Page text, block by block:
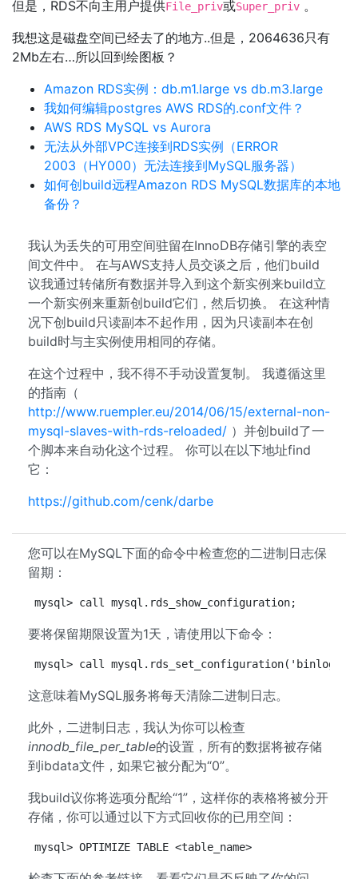
但是，RDS不向主用户提供File_priv或Super_priv 。
我想这是磁盘空间已经去了的地方..但是，2064636只有
2Mb左右…所以回到绘图板？
Amazon RDS实例：db.m1.large vs db.m3.large
我如何编辑postgres AWS RDS的.conf文件？
AWS RDS MySQL vs Aurora
无法从外部VPC连接到RDS实例（ERROR
2003（HY000）无法连接到MySQL服务器）
如何创build远程Amazon RDS MySQL数据库的本地
备份？
我认为丢失的可用空间驻留在InnoDB存储引擎的表空
间文件中。 在与AWS支持人员交谈之后，他们build
议我通过转储所有数据并导入到这个新实例来build立
一个新实例来重新创build它们，然后切换。 在这种情
况下创build只读副本不起作用，因为只读副本在创
build时与主实例使用相同的存储。
在这个过程中，我不得不手动设置复制。 我遵循这里
的指南（
http://www.ruempler.eu/2014/06/15/external-non-
mysql-slaves-with-rds-reloaded/ ）并创build了一
个脚本来自动化这个过程。 你可以在以下地址find
它：
https://github.com/cenk/darbe
您可以在MySQL下面的命令中检查您的二进制日志保
留期：
mysql> call mysql.rds_show_configuration;
要将保留期限设置为1天，请使用以下命令：
mysql> call mysql.rds_set_configuration('binlog
这意味着MySQL服务将每天清除二进制日志。
此外，二进制日志，我认为你可以检查
innodb_file_per_table的设置，所有的数据将被存储
到ibdata文件，如果它被分配为“0”。
我build议你将选项分配给“1”，这样你的表格将被分开
存储，你可以通过以下方式回收你的已用空间：
mysql> OPTIMIZE TABLE <table_name>